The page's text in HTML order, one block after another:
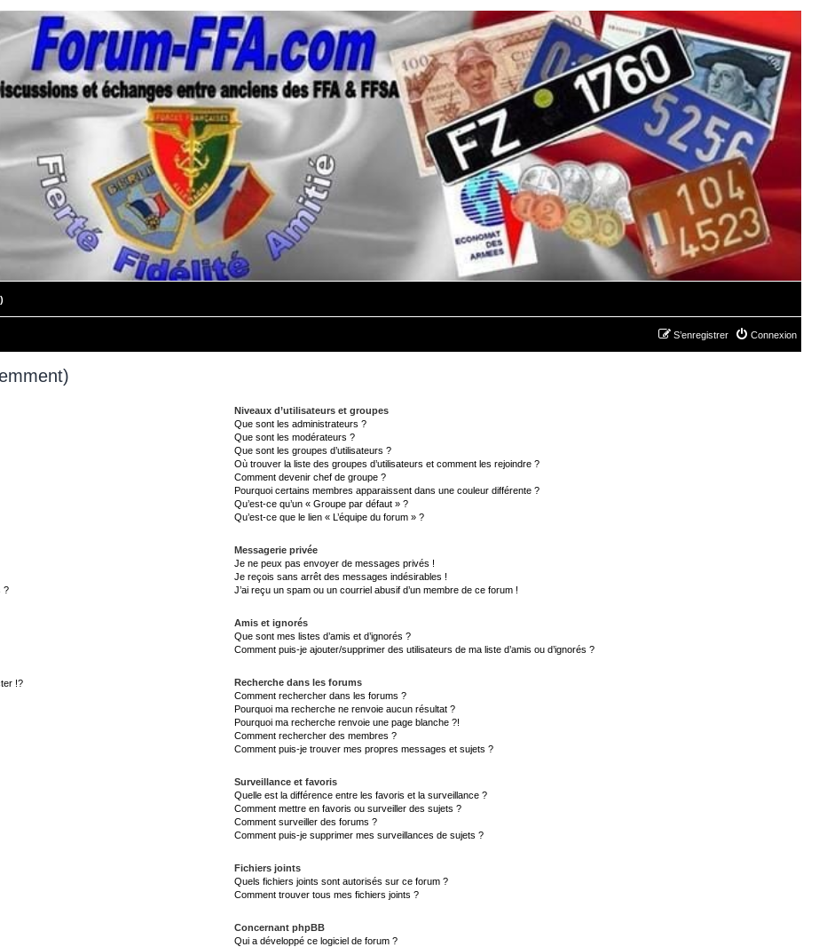
Connexion
S’enregistrer
?
!?
Niveaux d’utilisateurs et groupes
Que sont les administrateurs ?
Que sont les modérateurs ?
Que sont les groupes d’utilisateurs ?
Où trouver la liste des groupes d’utilisateurs et comment les rejoindre ?
Comment devenir chef de groupe ?
Pourquoi certains membres apparaissent dans une couleur différente ?
Qu’est-ce qu’un « Groupe par défaut » ?
Qu’est-ce que le lien « L’équipe du forum » ?
Messagerie privée
Je ne peux pas envoyer de messages privés !
Je reçois sans arrêt des messages indésirables !
J’ai reçu un spam ou un courriel abusif d’un membre de ce forum !
Amis et ignorés
Que sont mes listes d’amis et d’ignorés ?
Comment puis-je ajouter/supprimer des utilisateurs de ma liste d’amis ou d’ignorés ?
Recherche dans les forums
Comment rechercher dans les forums ?
Pourquoi ma recherche ne renvoie aucun résultat ?
Pourquoi ma recherche renvoie une page blanche ?!
Comment rechercher des membres ?
Comment puis-je trouver mes propres messages et sujets ?
Surveillance et favoris
Quelle est la différence entre les favoris et la surveillance ?
Comment mettre en favoris ou surveiller des sujets ?
Comment surveiller des forums ?
Comment puis-je supprimer mes surveillances de sujets ?
Fichiers joints
Quels fichiers joints sont autorisés sur ce forum ?
Comment trouver tous mes fichiers joints ?
Concernant phpBB
Qui a développé ce logiciel de forum ?